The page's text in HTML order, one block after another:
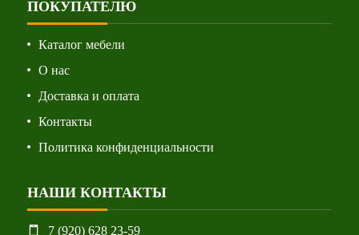
ПОКУПАТЕЛЮ
Каталог мебели
О нас
Доставка и оплата
Контакты
Политика конфиденциальности
НАШИ КОНТАКТЫ
7 (920) 628 23-59